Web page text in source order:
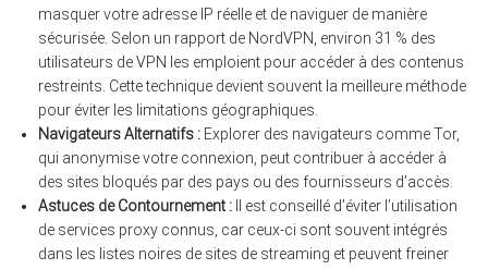
masquer votre adresse IP réelle et de naviguer de manière
sécurisée. Selon un rapport de NordVPN, environ 31 % des
utilisateurs de VPN les emploient pour accéder à des contenus
restreints. Cette technique devient souvent la meilleure méthode
pour éviter les limitations géographiques.
Navigateurs Alternatifs : Explorer des navigateurs comme Tor,
qui anonymise votre connexion, peut contribuer à accéder à
des sites bloqués par des pays ou des fournisseurs d’accès.
Astuces de Contournement : Il est conseillé d’éviter l’utilisation
de services proxy connus, car ceux-ci sont souvent intégrés
dans les listes noires de sites de streaming et peuvent freiner